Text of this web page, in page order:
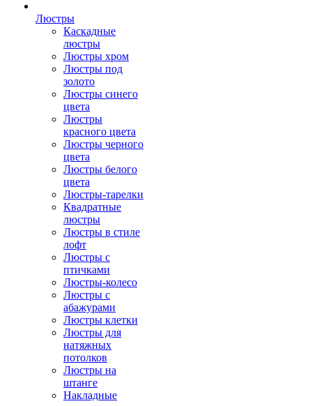
Люстры
Каскадные
люстры
Люстры хром
Люстры под
золото
Люстры синего
цвета
Люстры
красного цвета
Люстры черного
цвета
Люстры белого
цвета
Люстры-тарелки
Квадратные
люстры
Люстры в стиле
лофт
Люстры с
птичками
Люстры-колесо
Люстры с
абажурами
Люстры клетки
Люстры для
натяжных
потолков
Люстры на
штанге
Накладные